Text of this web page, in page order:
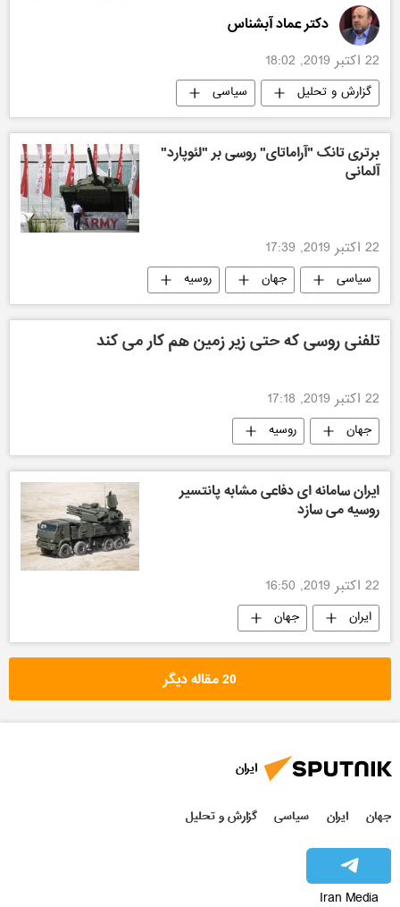
دکتر عماد آبشناس
22 اکتبر 2019, 18:02
گزارش و تحلیل سیاسی
برتری تانک "آراماتای" روسی بر "لئوپارد"
آلمانی
22 اکتبر 2019, 17:39
سیاسی جهان
روسیه
تکنولوژی نظامی
تلفنی روسی که حتی زیر زمین هم کار می کند
22 اکتبر 2019, 17:18
جهان روسیه
ایران سامانه ای دفاعی مشابه پانتسیر
روسیه می سازد
22 اکتبر 2019, 16:50
ایران جهان
20 مقاله دیگر
ایران
جهان ایران سیاسی گزارش و تحلیل
Iran Media